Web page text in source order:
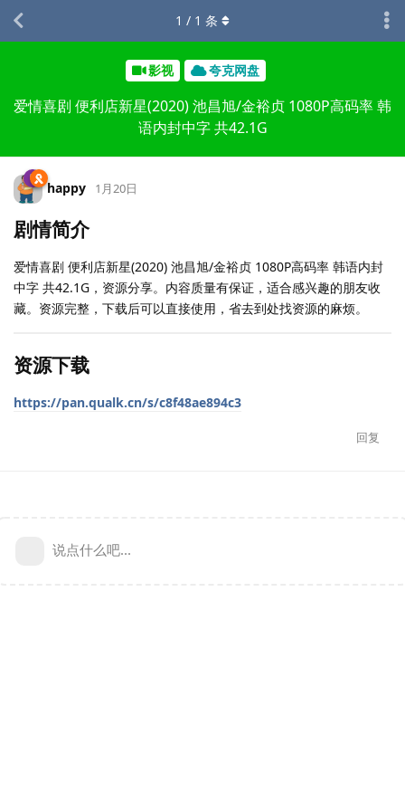
影视 夸克网盘
爱情喜剧 便利店新星(2020) 池昌旭/金裕贞 1080P高码率 韩
语内封中字 共42.1G
1 / 1 条
happy 1月20日
剧情简介
爱情喜剧 便利店新星(2020) 池昌旭/金裕贞 1080P高码率 韩语内封
中字 共42.1G，资源分享。内容质量有保证，适合感兴趣的朋友收
藏。资源完整，下载后可以直接使用，省去到处找资源的麻烦。
资源下载
https://pan.qualk.cn/s/c8f48ae894c3
回复
说点什么吧...